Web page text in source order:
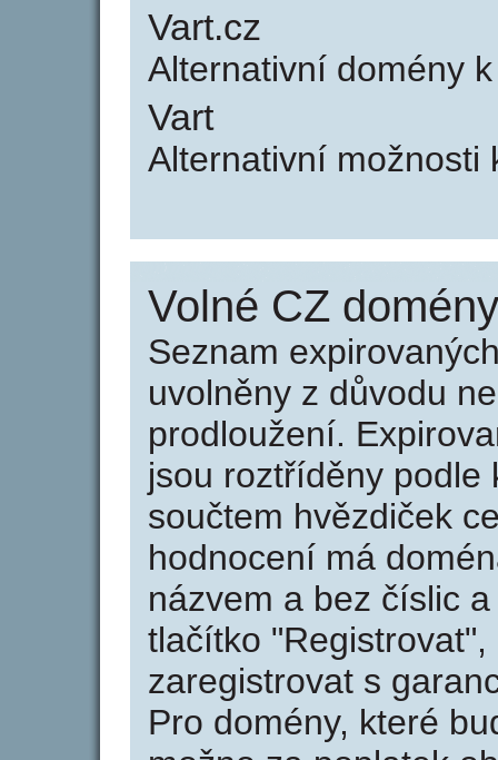
Vart.cz
Alternativní domény
Vart
Alternativní možnosti
Volné CZ
Seznam
uvolněny z důvodu
prodloužení.
jsou roztříděny podle
součtem hvězdiček
hodnocení má
názvem a bez číslic
tlačítko
zaregistrovat s
Pro domény, které